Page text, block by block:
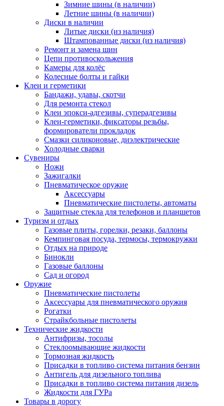
Зимние шины (в наличии)
Летние шины (в наличии)
Диски в наличии
Литые диски (из наличия)
Штампованные диски (из наличия)
Ремонт и замена шин
Цепи противоскольжения
Камеры для колёс
Колесные болты и гайки
Клеи и герметики
Бандажи, удавы, скотчи
Для ремонта стекол
Клеи эпокси-адгезивы, суперадгезивы
Клеи-герметики, фиксаторы резьбы,
формирователи прокладок
Смазки силиконовые, диэлектрические
Холодные сварки
Сувениры
Ножи
Зажигалки
Пневматическое оружие
Аксессуары
Пневматические пистолеты, автоматы
Защитные стекла для телефонов и планшетов
Туризм и отдых
Газовые плиты, горелки, резаки, баллоны
Кемпинговая посуда, термосы, термокружки
Отдых на природе
Бинокли
Газовые баллоны
Сад и огород
Оружие
Пневматические пистолеты
Аксессуары для пневматического оружия
Рогатки
Страйкбольные пистолеты
Технические жидкости
Антифризы, тосолы
Стеклоомывающие жидкости
Тормозная жидкость
Присадки в топливо система питания бензин
Антигель для дизельного топлива
Присадки в топливо система питания дизель
Жидкости для ГУРа
Товары в дорогу